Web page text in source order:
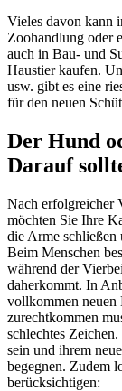
Vieles davon kann
Zoohandlung oder
auch in Bau- und
Haustier kaufen.
usw. gibt es eine
für den neuen
Der Hund
Darauf
Nach erfolgreicher
möchten Sie Ihre
die Arme schließen
Beim Menschen
während der
daherkommt. In
vollkommen neuen
zurechtkommen
schlechtes
sein und ihrem
begegnen. Zudem
berücksichtigen: